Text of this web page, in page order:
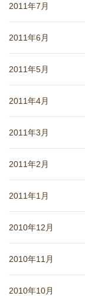
2011年7月
2011年6月
2011年5月
2011年4月
2011年3月
2011年2月
2011年1月
2010年12月
2010年11月
2010年10月